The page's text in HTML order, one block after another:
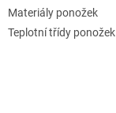
Materiály ponožek
Teplotní třídy ponožek